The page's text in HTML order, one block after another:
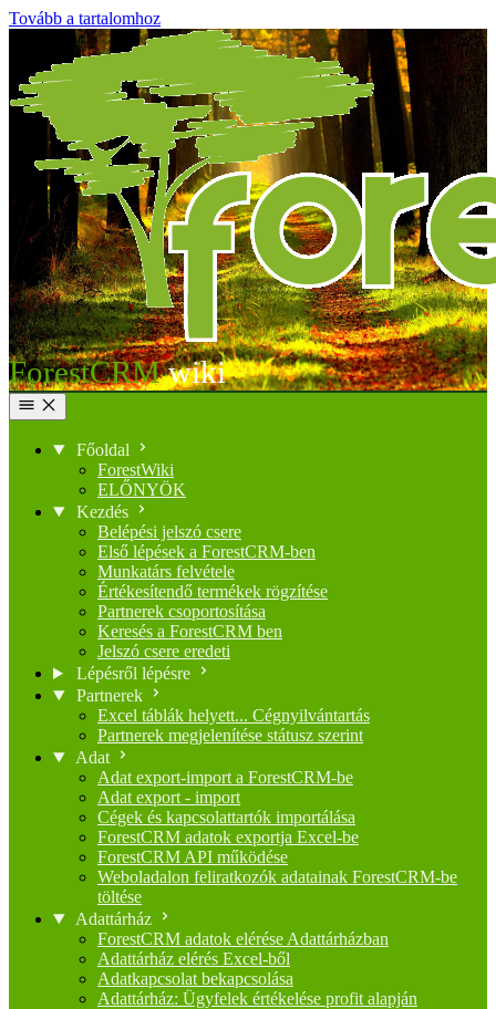
Tovább a tartalomhoz
ForestCRM
Főoldal
ForestWiki
ELŐNYÖK
Kezdés
Belépési jelszó csere
Első lépések a ForestCRM-ben
Munkatárs felvétele
Értékesítendő termékek rögzítése
Partnerek csoportosítása
Keresés a ForestCRM ben
Jelszó csere eredeti
Lépésről lépésre
Partnerek
Excel táblák helyett... Cégnyilvántartás
Partnerek megjelenítése státusz szerint
Adat
Adat export-import a ForestCRM-be
Adat export - import
Cégek és kapcsolattartók importálása
ForestCRM adatok exportja Excel-be
ForestCRM API működése
Weboladalon feliratkozók adatainak ForestCRM-be
töltése
Adattárház
ForestCRM adatok elérése Adattárházban
Adattárház elérés Excel-ből
Adatkapcsolat bekapcsolása
Adattárház: Ügyfelek értékelése profit alapján